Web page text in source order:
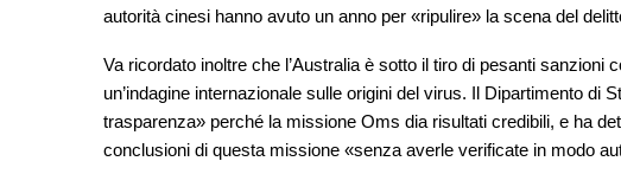
autorità cinesi hanno avuto un anno per «ripulire» la scena del
Va ricordato inoltre che l’Australia è sotto il tiro di pesanti
un’indagine internazionale sulle origini del virus. Il Dipartimento di
trasparenza» perché la missione Oms dia risultati credibili, e ha
conclusioni di questa missione «senza averle verificate in modo